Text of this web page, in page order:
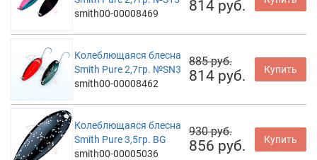
smith00-00008469
814 руб.
Колеблющаяся блесна
Smith Pure 2,7гр. №SN3
smith00-00008462
885 руб.
814 руб. Купить
Колеблющаяся блесна
Smith Pure 3,5гр. BG
smith00-00005036
930 руб.
856 руб. Купить